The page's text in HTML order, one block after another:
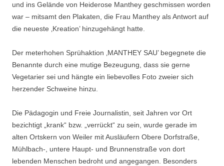
und ins Gelände von Heiderose Manthey geschmissen worden
war – mitsamt den Plakaten, die Frau Manthey als Antwort auf
die neueste ‚Kreation’ hinzugehängt hatte.
Der meterhohen Sprühaktion ‚MANTHEY SAU’ begegnete die
Benannte durch eine mutige Bezeugung, dass sie gerne
Vegetarier sei und hängte ein liebevolles Foto zweier sich
herzender Schweine hinzu.
Die Pädagogin und Freie Journalistin, seit Jahren vor Ort
bezichtigt „krank“ bzw. „verrückt“ zu sein, wurde gerade im
alten Ortskern von Weiler mit Ausläufern Obere Dorfstraße,
Mühlbach-, untere Haupt- und Brunnenstraße von dort
lebenden Menschen bedroht und angegangen. Besonders